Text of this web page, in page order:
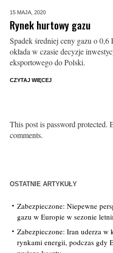
15 MAJA, 2020
Rynek hurtowy gazu
Spadek średniej ceny gazu o
okłada w czasie decyzje
eksportowego do Polski.
CZYTAJ WIĘCEJ
This post is password protected.
comments.
OSTATNIE ARTYKUŁY
Zabezpieczone: Niepewne
gazu w Europie w sezonie
Zabezpieczone: Iran uderza w
rynkami energii, podczas gdy